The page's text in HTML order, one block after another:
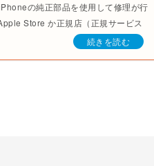
の純正部品を使用して修理が行
Store か正規店（正規サービス